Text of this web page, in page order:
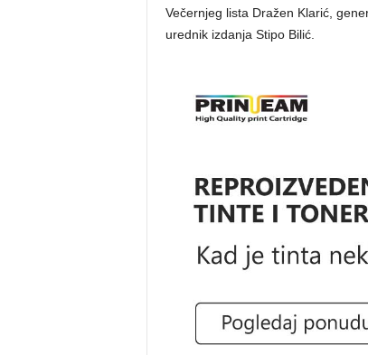
Večernjeg lista Dražen Klarić,
urednik izdanja Stipo Bilić.